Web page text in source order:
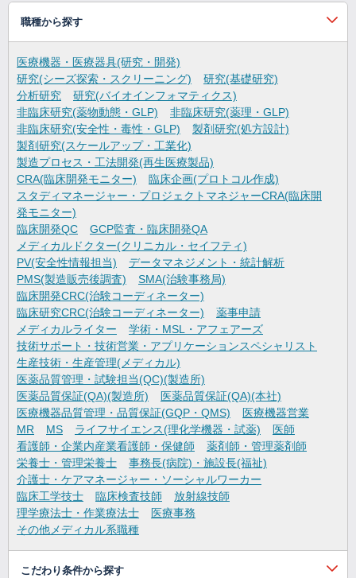
職種から探す
医療機器・医療器具(研究・開発)
研究(シーズ探索・スクリーニング)
研究(基礎研究)
分析研究
研究(バイオインフォマティクス)
非臨床研究(薬物動態・GLP)
非臨床研究(薬理・GLP)
非臨床研究(安全性・毒性・GLP)
製剤研究(処方設計)
製剤研究(スケールアップ・工業化)
製造プロセス・工法開発(再生医療製品)
CRA(臨床開発モニター)
臨床企画(プロトコル作成)
スタディマネージャー・プロジェクトマネジャーCRA(臨床開
発モニター)
臨床開発QC
GCP監査・臨床開発QA
メディカルドクター(クリニカル・セイフティ)
PV(安全性情報担当)
データマネジメント・統計解析
PMS(製造販売後調査)
SMA(治験事務局)
臨床開発CRC(治験コーディネーター)
臨床研究CRC(治験コーディネーター)
薬事申請
メディカルライター
学術・MSL・アフェアーズ
技術サポート・技術営業・アプリケーションスペシャリスト
生産技術・生産管理(メディカル)
医薬品質管理・試験担当(QC)(製造所)
医薬品質保証(QA)(製造所)
医薬品質保証(QA)(本社)
医療機器品質管理・品質保証(GQP・QMS)
医療機器営業
MR
MS ライフサイエンス(理化学機器・試薬)
医師
看護師・企業内産業看護師・保健師
薬剤師・管理薬剤師
栄養士・管理栄養士
事務長(病院)・施設長(福祉)
介護士・ケアマネージャー・ソーシャルワーカー
臨床工学技士
臨床検査技師
放射線技師
理学療法士・作業療法士
医療事務
その他メディカル系職種
こだわり条件から探す